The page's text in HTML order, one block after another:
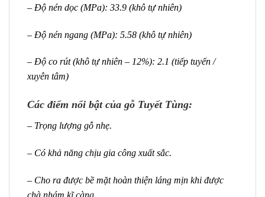
– Độ nén dọc (MPa): 33.9 (khô tự nhiên)
– Độ nén ngang (MPa): 5.58 (khô tự nhiên)
– Độ co rút (khô tự nhiên – 12%): 2.1 (tiếp tuyến /
xuyên tâm)
Các điểm nổi bật của gỗ Tuyết Tùng:
– Trọng lượng gỗ nhẹ.
– Có khả năng chịu gia công xuất sắc.
– Cho ra được bề mặt hoàn thiện láng mịn khi được
chà nhám kĩ càng.